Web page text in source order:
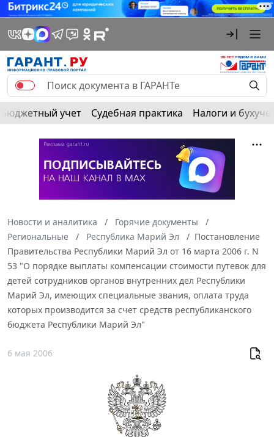
Бюджетный учет Судебная практика Налоги и
Новости и аналитика
Горячие документы
Региональные
Республика Марий Эл
Постановление
Правительства Республики Марий Эл от 16 марта 2006 г. N
53 "О порядке выплаты компенсации стоимости путевок для
детей сотрудников органов внутренних дел Республики
Марий Эл, имеющих специальные звания, оплата труда
которых производится за счет средств республиканского
бюджета Республики Марий Эл"
6 мая 2006